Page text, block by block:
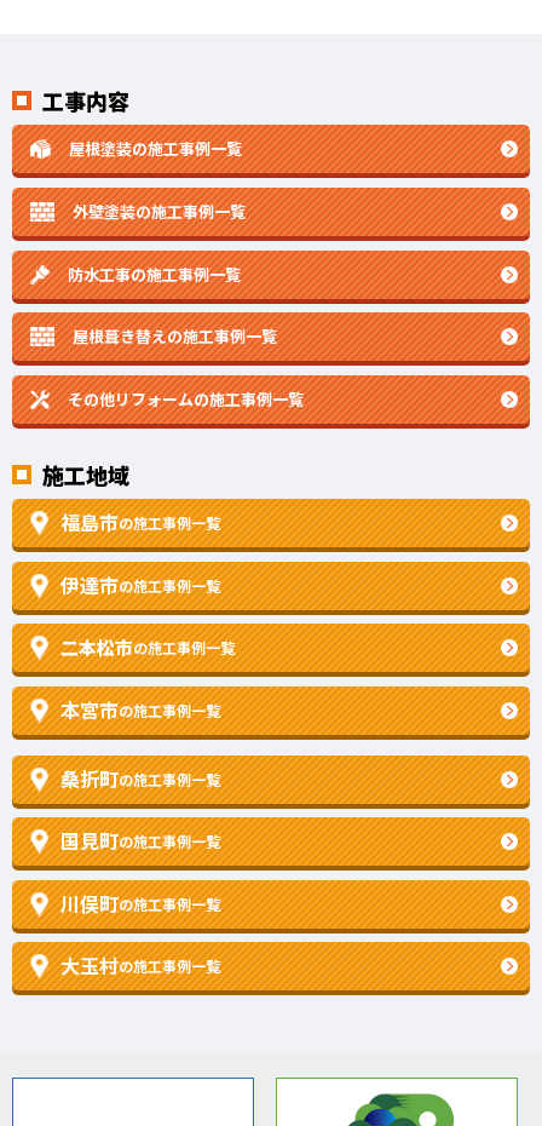
工事内容
屋根塗装の施工事例一覧
外壁塗装の施工事例一覧
防水工事の施工事例一覧
屋根葺き替えの施工事例一覧
その他リフォームの施工事例一覧
施工地域
福島市の施工事例一覧
伊達市の施工事例一覧
二本松市の施工事例一覧
本宮市の施工事例一覧
桑折町の施工事例一覧
国見町の施工事例一覧
川俣町の施工事例一覧
大玉村の施工事例一覧